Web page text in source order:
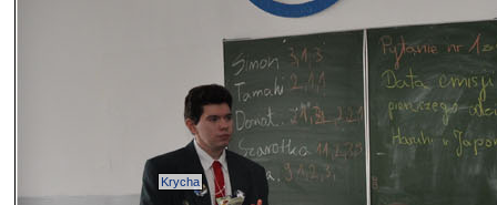
Krycha